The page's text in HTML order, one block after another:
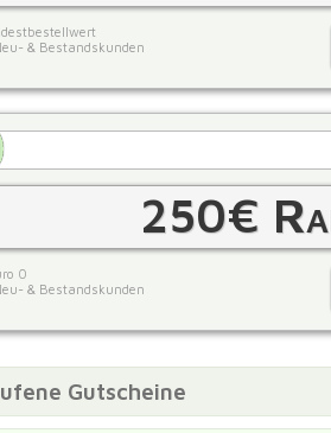
& Bestandskunden
250€
0
& Bestandskunden
Gutscheine